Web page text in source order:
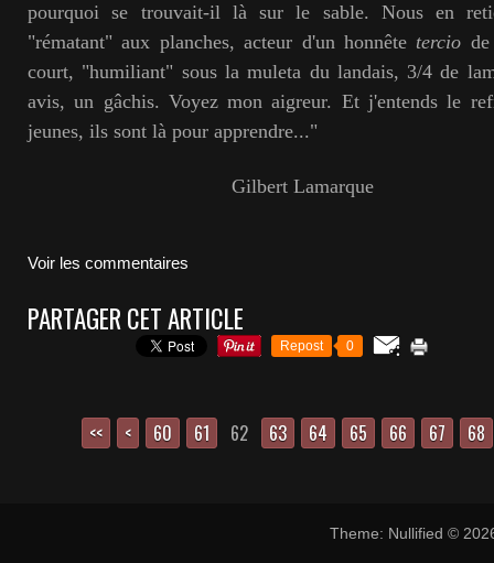
pourquoi se trouvait-il là sur le sable. Nous en
"rématant" aux planches, acteur d'un honnête tercio
court, "humiliant" sous la muleta du landais, 3/4 de
avis, un gâchis. Voyez mon aigreur. Et j'entends le
jeunes, ils sont là pour apprendre..."
Gilbert Lamarque
Voir les commentaires
PARTAGER CET ARTICLE
Repost 0
<< < 10
20
30
40
50
60 61 62 63 64 65 66 67 68
Theme: Nullified ©